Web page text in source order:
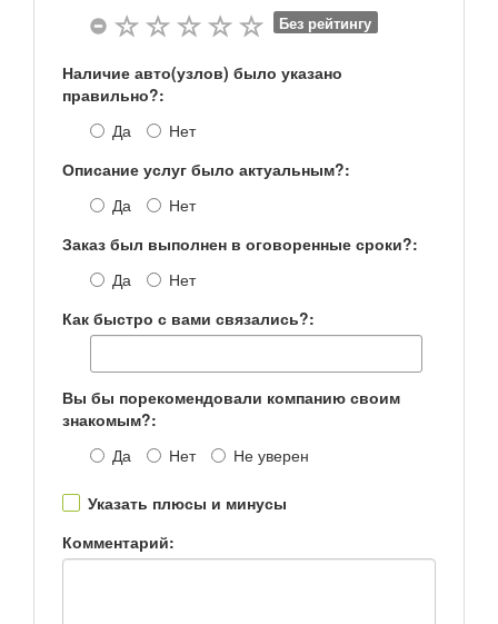
Без рейтингу
Наличие авто(узлов) было указано
правильно?:
Да
Нет
Описание услуг было актуальным?:
Да
Нет
Заказ был выполнен в оговоренные сроки?:
Да
Нет
Как быстро с вами связались?:
Вы бы порекомендовали компанию своим
знакомым?:
Да
Нет Не уверен
Указать плюсы и минусы
Комментарий: